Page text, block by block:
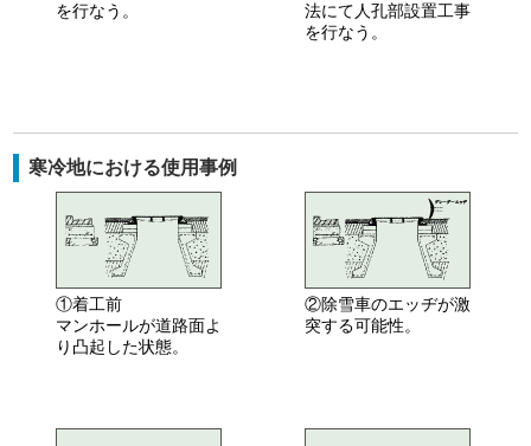
を行なう。
法にて人孔部設置工事
を行なう。
寒冷地における使用事例
①着工前
マンホールが道路面よ
り凸起した状態。
②除雪車のエッヂが激
突する可能性。